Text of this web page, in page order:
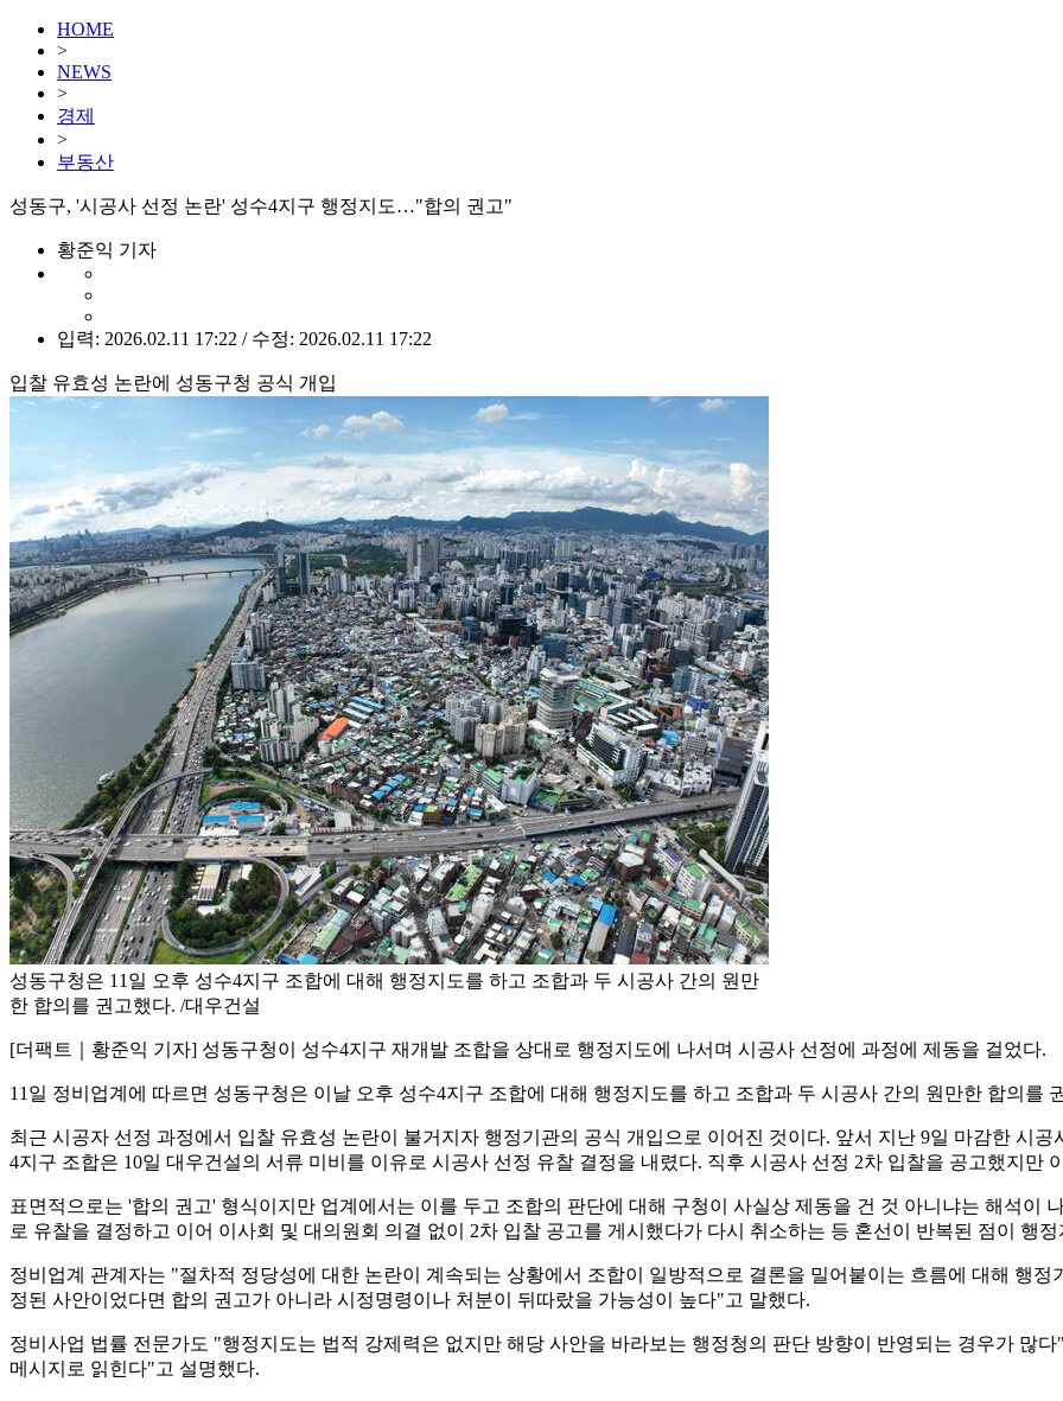
HOME
>
NEWS
>
경제
>
부동산
성동구, '시공사 선정 논란' 성수4지구 행정지도…"합의 권고"
황준익 기자
입력: 2026.02.11 17:22 / 수정: 2026.02.11 17:22
입찰 유효성 논란에 성동구청 공식 개입
성동구청은 11일 오후 성수4지구 조합에 대해 행정지도를 하고 조합과 두 시공사 간의 원만
한 합의를 권고했다. /대우건설
[더팩트｜황준익 기자] 성동구청이 성수4지구 재개발 조합을 상대로 행정지도에 나서며 시공사 선정에 과정에 제동을 걸었다.
11일 정비업계에 따르면 성동구청은 이날 오후 성수4지구 조합에 대해 행정지도를 하고 조합과 두 시공사 간의 원만한 합의를
최근 시공자 선정 과정에서 입찰 유효성 논란이 불거지자 행정기관의 공식 개입으로 이어진 것이다. 앞서 지난 9일 마감한 시
4지구 조합은 10일 대우건설의 서류 미비를 이유로 시공사 선정 유찰 결정을 내렸다. 직후 시공사 선정 2차 입찰을 공고했지만
표면적으로는 '합의 권고' 형식이지만 업계에서는 이를 두고 조합의 판단에 대해 구청이 사실상 제동을 건 것 아니냐는 해석이
로 유찰을 결정하고 이어 이사회 및 대의원회 의결 없이 2차 입찰 공고를 게시했다가 다시 취소하는 등 혼선이 반복된 점이 행
정비업계 관계자는 "절차적 정당성에 대한 논란이 계속되는 상황에서 조합이 일방적으로 결론을 밀어붙이는 흐름에 대해 행
정된 사안이었다면 합의 권고가 아니라 시정명령이나 처분이 뒤따랐을 가능성이 높다"고 말했다.
정비사업 법률 전문가도 "행정지도는 법적 강제력은 없지만 해당 사안을 바라보는 행정청의 판단 방향이 반영되는 경우가 많
메시지로 읽힌다"고 설명했다.